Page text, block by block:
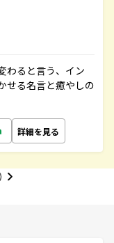
わると言う、イン
せる名言と癒やしの
詳細を見る